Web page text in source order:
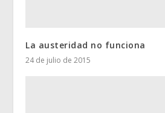
La austeridad no funciona
24 de julio de 2015